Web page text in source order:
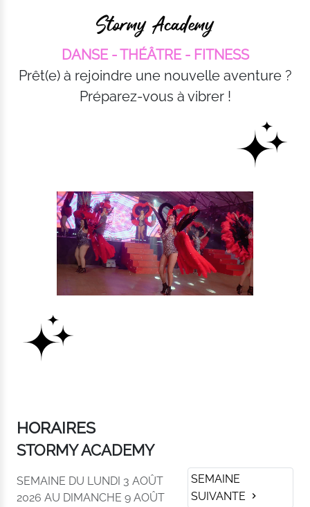
Stormy Academy
DANSE - THÉÂTRE - FITNESS
Prêt(e) à rejoindre une nouvelle aventure ?
Préparez-vous à vibrer !
HORAIRES
STORMY ACADEMY
SEMAINE DU LUNDI 3 AOÛT
2026 AU DIMANCHE 9 AOÛT
SEMAINE
SUIVANTE